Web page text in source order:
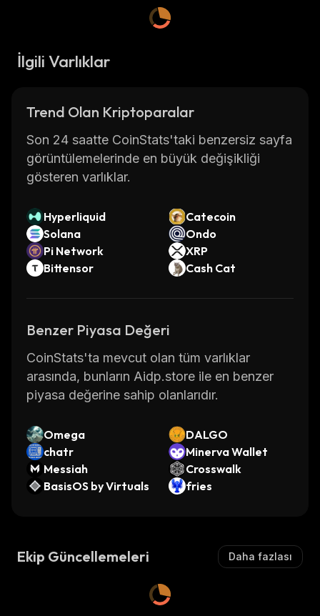
İlgili Varlıklar
Trend Olan Kriptoparalar
Son 24 saatte CoinStats'taki benzersiz sayfa
görüntülemelerinde en büyük değişikliği
gösteren varlıklar.
Hyperliquid
Catecoin
Solana
Ondo
Pi Network
XRP
Bittensor
Cash Cat
Benzer Piyasa Değeri
CoinStats'ta mevcut olan tüm varlıklar
arasında, bunların Aidp.store ile en benzer
piyasa değerine sahip olanlarıdır.
Omega
DALGO
chatr
Minerva Wallet
Messiah
Crosswalk
BasisOS by Virtuals
fries
Ekip Güncellemeleri Daha fazlası